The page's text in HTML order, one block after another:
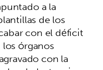
a la
de los
con el déficit
órganos
con la